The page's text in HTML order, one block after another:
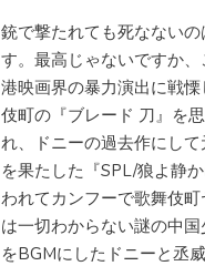
銃で撃たれても死なない
す。最高じゃないですか
港映画界の暴力演出に戦
伎町の『ブレード 刀』を
れ、ドニーの過去作にし
を果たした『SPL/狼よ静
われてカンフーで歌舞伎
は一切わからない謎の中
をBGMにしたドニーと丞